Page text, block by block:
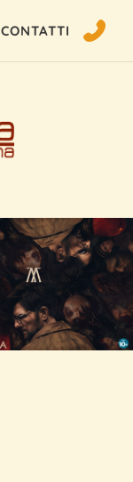
CONTATTI